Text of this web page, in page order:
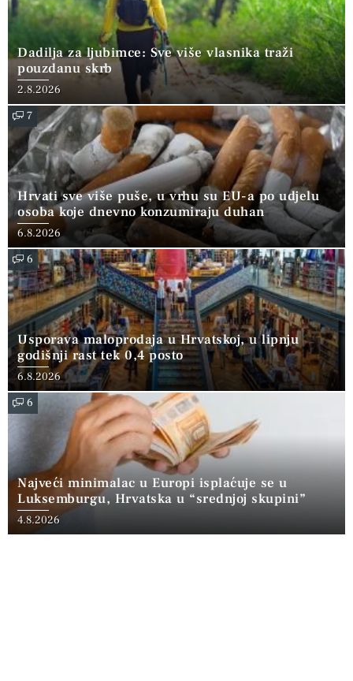
Dadilja za ljubimce: Sve više vlasnika traži
pouzdanu skrb
2.8.2026
7
Hrvati sve više puše, u vrhu su EU-a po udjelu
osoba koje dnevno konzumiraju duhan
6.8.2026
6
Usporava maloprodaja u Hrvatskoj, u lipnju
godišnji rast tek 0,4 posto
6.8.2026
6
Najveći minimalac u Europi isplaćuje se u
Luksemburgu, Hrvatska u “srednjoj skupini”
4.8.2026